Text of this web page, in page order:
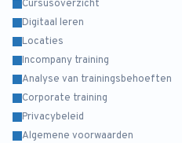
Cursusoverzicht
Digitaal leren
Locaties
Incompany training
Analyse van trainingsbehoeften
Corporate training
Privacybeleid
Algemene voorwaarden